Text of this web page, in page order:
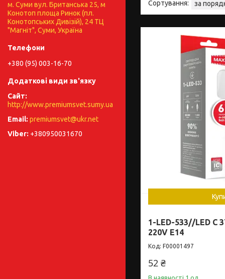
1-LED-533//LED C
220V E14
F00001497
52 ₴
м. Суми вул. Британська 25, м
Конотоп площа Ринок (пл.
Конотопських Дивізій), 24 ТЦ
"Магніт", Суми, Україна
+380 (95) 003-16-70
http://www.premiumsvet.sumy.ua
premiumsvet@ukr.net
+380950031670